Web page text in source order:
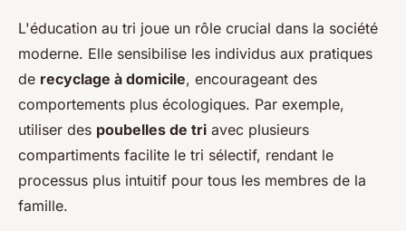
L'éducation au tri joue un rôle crucial dans la société
moderne. Elle sensibilise les individus aux pratiques
de recyclage à domicile, encourageant des
comportements plus écologiques. Par exemple,
utiliser des poubelles de tri avec plusieurs
compartiments facilite le tri sélectif, rendant le
processus plus intuitif pour tous les membres de la
famille.